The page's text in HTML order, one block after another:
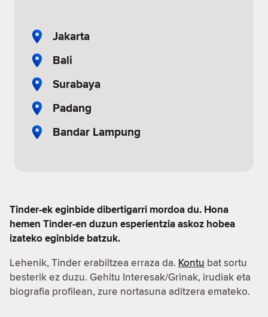
Jakarta
Bali
Surabaya
Padang
Bandar Lampung
Tinder-ek eginbide dibertigarri mordoa du. Hona
hemen Tinder-en duzun esperientzia askoz hobea
izateko eginbide batzuk.
Lehenik, Tinder erabiltzea erraza da. Kontu bat sortu
besterik ez duzu. Gehitu Interesak/Grinak, irudiak eta
biografia profilean, zure nortasuna aditzera emateko.